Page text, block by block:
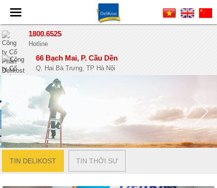
1800.6525
Hotline
66 Bạch Mai, P. Cầu Dền
Q. Hai Bà Trưng, TP Hà Nội
TIN DELIKOST TIN THỜI SỰ